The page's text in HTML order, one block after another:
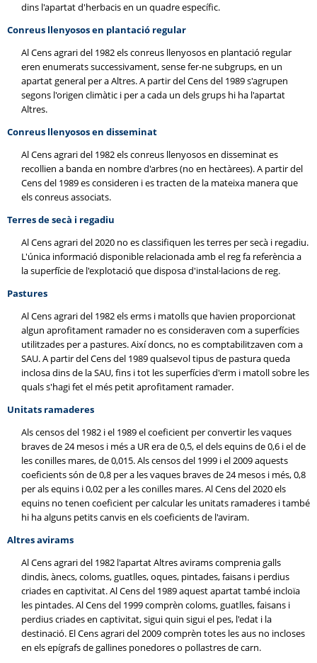
dins l'apartat d'herbacis en un quadre específic.
Conreus llenyosos en plantació regular
Al Cens agrari del 1982 els conreus llenyosos en plantació regular
eren enumerats successivament, sense fer-ne subgrups, en un
apartat general per a Altres. A partir del Cens del 1989 s'agrupen
segons l'origen climàtic i per a cada un dels grups hi ha l'apartat
Altres.
Conreus llenyosos en disseminat
Al Cens agrari del 1982 els conreus llenyosos en disseminat es
recollien a banda en nombre d'arbres (no en hectàrees). A partir del
Cens del 1989 es consideren i es tracten de la mateixa manera que
els conreus associats.
Terres de secà i regadiu
Al Cens agrari del 2020 no es classifiquen les terres per secà i regadiu.
L'única informació disponible relacionada amb el reg fa referència a
la superfície de l'explotació que disposa d'instal·lacions de reg.
Pastures
Al Cens agrari del 1982 els erms i matolls que havien proporcionat
algun aprofitament ramader no es consideraven com a superfícies
utilitzades per a pastures. Així doncs, no es comptabilitzaven com a
SAU. A partir del Cens del 1989 qualsevol tipus de pastura queda
inclosa dins de la SAU, fins i tot les superfícies d'erm i matoll sobre les
quals s'hagi fet el més petit aprofitament ramader.
Unitats ramaderes
Als censos del 1982 i el 1989 el coeficient per convertir les vaques
braves de 24 mesos i més a UR era de 0,5, el dels equins de 0,6 i el de
les conilles mares, de 0,015. Als censos del 1999 i el 2009 aquests
coeficients són de 0,8 per a les vaques braves de 24 mesos i més, 0,8
per als equins i 0,02 per a les conilles mares. Al Cens del 2020 els
equins no tenen coeficient per calcular les unitats ramaderes i també
hi ha alguns petits canvis en els coeficients de l'aviram.
Altres avirams
Al Cens agrari del 1982 l'apartat Altres avirams comprenia galls
dindis, ànecs, coloms, guatlles, oques, pintades, faisans i perdius
criades en captivitat. Al Cens del 1989 aquest apartat també incloïa
les pintades. Al Cens del 1999 comprèn coloms, guatlles, faisans i
perdius criades en captivitat, sigui quin sigui el pes, l'edat i la
destinació. El Cens agrari del 2009 comprèn totes les aus no incloses
en els epígrafs de gallines ponedores o pollastres de carn.